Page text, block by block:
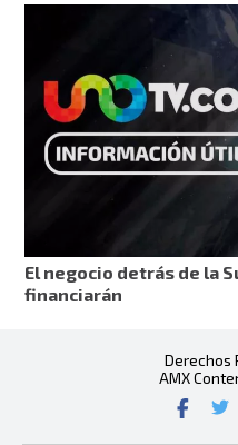
El negocio detrás de la
financiarán
Derechos
AMX